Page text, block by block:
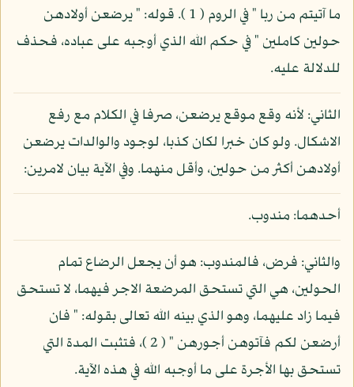
ما آتيتم من ربا " في الروم ( 1 ). قوله: " يرضعن أولادهن
حولين كاملين " في حكم الله الذي أوجبه على عباده، فحذف
للدلالة عليه.
الثاني: لأنه وقع موقع يرضعن، صرفا في الكلام مع رفع
الاشكال. ولو كان خبرا لكان كذبا، لوجود والوالدات يرضعن
أولادهن أكثر من حولين، وأقل منهما. وفي الآية بيان لامرين:
أحدهما: مندوب.
والثاني: فرض، فالمندوب: هو أن يجعل الرضاع تمام
الحولين، هي التي تستحق المرضعة الاجر فيهما، لا تستحق
فيما زاد عليهما، وهو الذي بينه الله تعالى بقوله: " فان
أرضعن لكم فآتوهن أجورهن " ( 2 )، فتثبت المدة التي
تستحق بها الأجرة على ما أوجبه الله في هذه الآية.